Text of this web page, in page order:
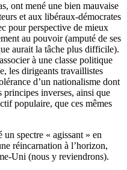
ont mené une bien mauvaise
et aux libéraux-démocrates
pour perspective de mieux
au pouvoir (amputé de ses
aurait la tâche plus difficile).
à une classe politique
les dirigeants travaillistes
d’un nationalisme dont
principes inverses, ainsi que
populaire, que ces mêmes
spectre « agissant » en
réincarnation à l’horizon,
Uni (nous y reviendrons).